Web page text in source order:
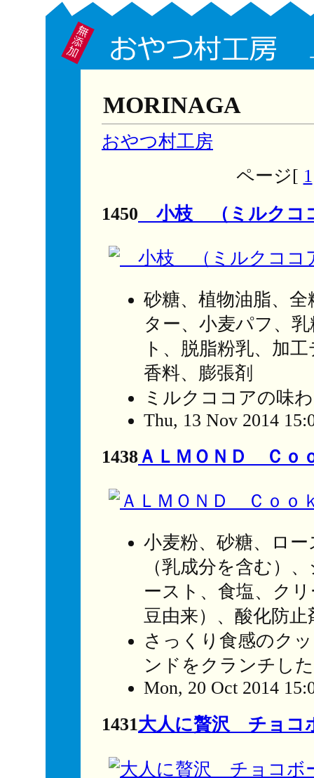
MORINAGA
おやつ村工房
ページ[ 1
1450 小枝 （ミルクコ
砂糖、植物油脂、
ター、小麦パフ、
ト、脱脂粉乳、加
香料、膨張剤
ミルクココアの味
Thu, 13 Nov 2014
1438ＡＬＭＯＮＤ Ｃｏ
小麦粉、砂糖、ロ
（乳成分を含む）
ースト、食塩、ク
豆由来）、酸化防
さっくり食感のク
ンドをクランチし
Mon, 20 Oct 2014
1431大人に贅沢 チョコ